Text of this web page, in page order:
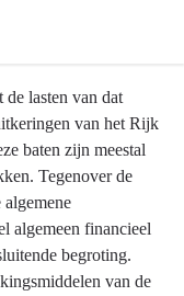
lasten van dat
van het Rijk
baten zijn meestal
Tegenover de
algemene
algemeen financieel
begroting.
van de